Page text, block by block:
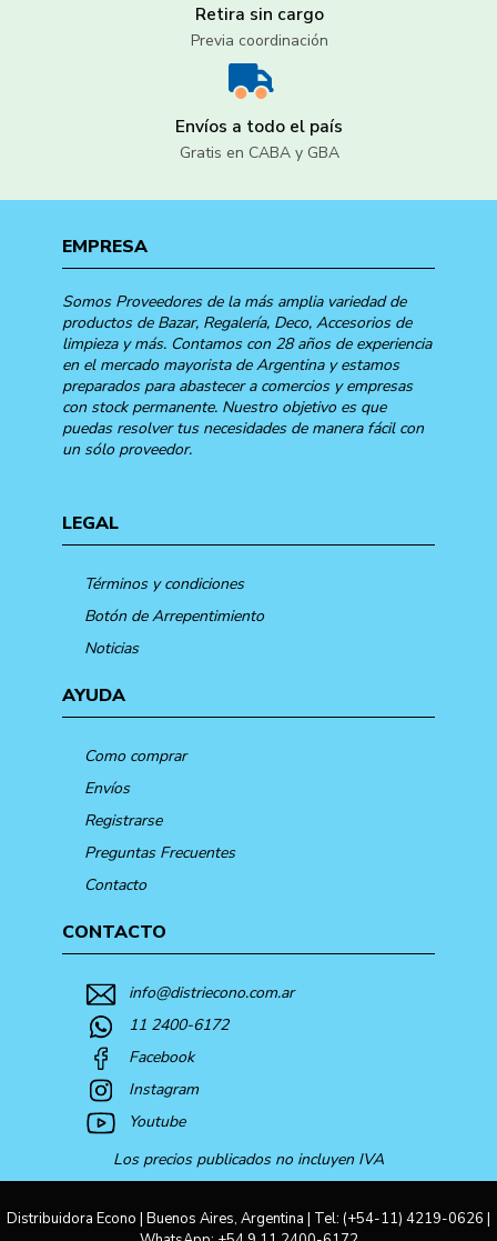
Retira sin cargo
Previa coordinación
Envíos a todo el país
Gratis en CABA y GBA
EMPRESA
Somos Proveedores de la más amplia variedad de
productos de Bazar, Regalería, Deco, Accesorios de
limpieza y más. Contamos con 28 años de experiencia
en el mercado mayorista de Argentina y estamos
preparados para abastecer a comercios y empresas
con stock permanente. Nuestro objetivo es que
puedas resolver tus necesidades de manera fácil con
un sólo proveedor.
LEGAL
Términos y condiciones
Botón de Arrepentimiento
Noticias
AYUDA
Como comprar
Envíos
Registrarse
Preguntas Frecuentes
Contacto
CONTACTO
info@distriecono.com.ar
11 2400-6172
Facebook
Instagram
Youtube
Los precios publicados no incluyen IVA
Distribuidora Econo | Buenos Aires, Argentina | Tel: (+54-11) 4219-0626 |